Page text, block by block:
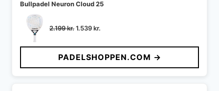
Bullpadel Neuron Cloud 25
2.199kr.Den
pris
var:
2.199 kr..
1.539kr.
pris
er:
1.539 kr..
PADELSHOPPEN.COM →